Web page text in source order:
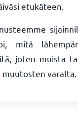
etukäteen.
mitä
joten muista
varalta.